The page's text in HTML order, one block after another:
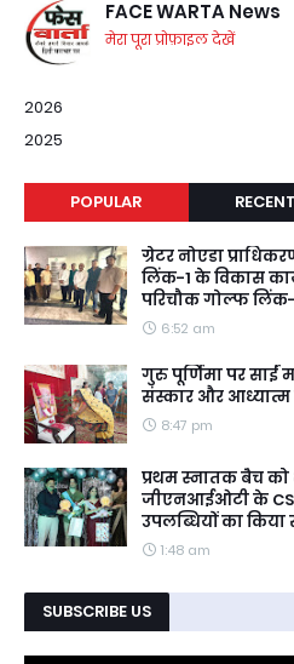
FACE WARTA News
मेरा पूरा प्रोफ़ाइल देखें
2026
2025
POPULAR
ग्रेटर नोएडा
लिंक-1 के विकास
परिचौक गोल्फ लिंक-
6:52 am
गुरु पूर्णिमा पर साईं
संस्कार और आध्यात्म
8:47 pm
प्रथम स्नातक बैच को
जीएनआईओटी के
उपलब्धियों का
1:48 am
SUBSCRIBE US